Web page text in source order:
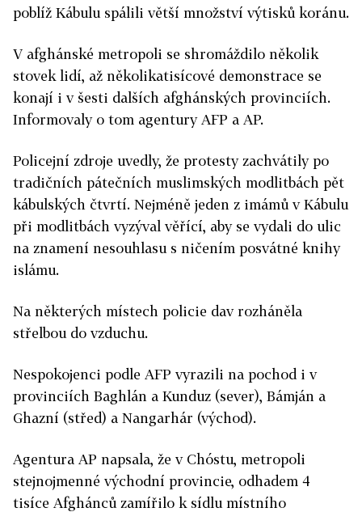
poblíž Kábulu spálili větší množství výtisků koránu.
V afghánské metropoli se shromáždilo několik
stovek lidí, až několikatisícové demonstrace se
konají i v šesti dalších afghánských provinciích.
Informovaly o tom agentury AFP a AP.
Policejní zdroje uvedly, že protesty zachvátily po
tradičních pátečních muslimských modlitbách pět
kábulských čtvrtí. Nejméně jeden z imámů v Kábulu
při modlitbách vyzýval věřící, aby se vydali do ulic
na znamení nesouhlasu s ničením posvátné knihy
islámu.
Na některých místech policie dav rozháněla
střelbou do vzduchu.
Nespokojenci podle AFP vyrazili na pochod i v
provinciích Baghlán a Kunduz (sever), Bámján a
Ghazní (střed) a Nangarhár (východ).
Agentura AP napsala, že v Chóstu, metropoli
stejnojmenné východní provincie, odhadem 4
tisíce Afghánců zamířilo k sídlu místního